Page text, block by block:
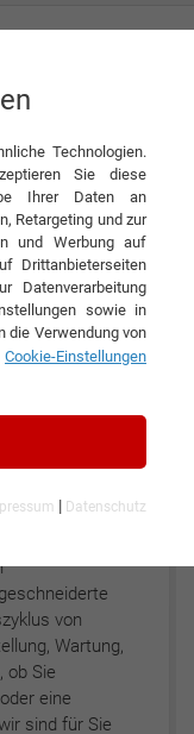
von
Wartung,
ob Sie
eine
sind für Sie
Technologien.
Sie diese
Ihrer Daten an
Retargeting und zur
und Werbung auf
Drittanbieterseiten
Datenverarbeitung
sowie in
die Verwendung von
Cookie-Einstellungen
| Datenschutz